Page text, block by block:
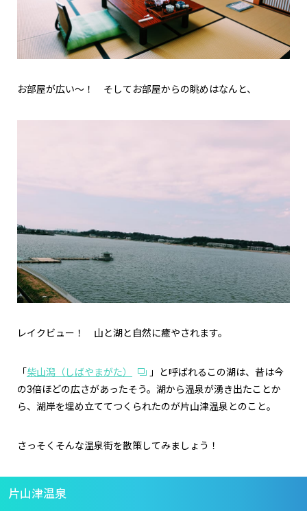
お部屋が広い〜！ そしてお部屋からの眺めはなんと、
レイクビュー！ 山と湖と自然に癒やされます。
「柴山潟（しばやまがた）
」と呼ばれるこの湖は、昔は今
の3倍ほどの広さがあったそう。湖から温泉が湧き出たことか
ら、湖岸を埋め立ててつくられたのが片山津温泉とのこと。
さっそくそんな温泉街を散策してみましょう！
片山津温泉